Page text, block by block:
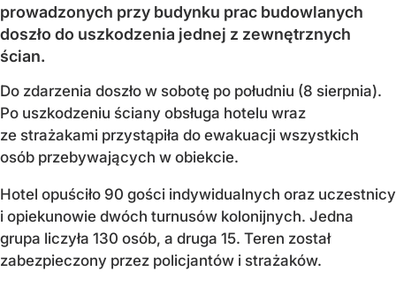
prowadzonych przy budynku prac budowlanych
doszło do uszkodzenia jednej z zewnętrznych
ścian.
Do zdarzenia doszło w sobotę po południu (8 sierpnia).
Po uszkodzeniu ściany obsługa hotelu wraz
ze strażakami przystąpiła do ewakuacji wszystkich
osób przebywających w obiekcie.
Hotel opuściło 90 gości indywidualnych oraz uczestnicy
i opiekunowie dwóch turnusów kolonijnych. Jedna
grupa liczyła 130 osób, a druga 15. Teren został
zabezpieczony przez policjantów i strażaków.